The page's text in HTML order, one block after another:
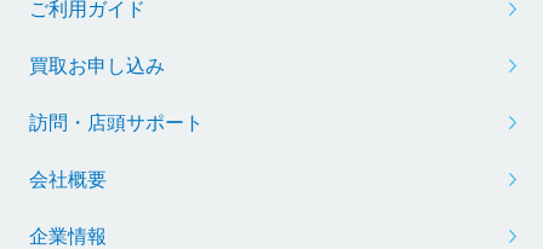
ご利用ガイド
買取お申し込み
訪問・店頭サポート
会社概要
企業情報